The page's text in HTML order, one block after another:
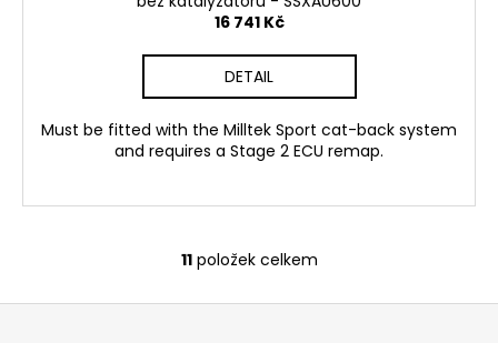
16 741 Kč
DETAIL
Must be fitted with the Milltek Sport cat-back system
and requires a Stage 2 ECU remap.
O
v
11položek celkem